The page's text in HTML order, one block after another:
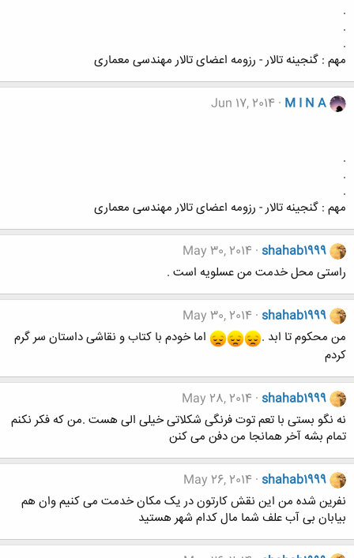
.
.
.
مهم : گنجینه تالار - رزومه اعضای تالار مهندسی معماری
M I N A
Jun 17, 2014
.
.
.
مهم : گنجینه تالار - رزومه اعضای تالار مهندسی معماری
shahab1999
May 30, 2014
راستی محل خدمت من عسلويه است .
shahab1999
May 30, 2014
من محکوم تا ابد .
اما خودم با کتاب و نقاشی داستان سر گرم
کردم
shahab1999
May 28, 2014
نه نگو بستی با تعم توت فرنگی شکلاتی خیلی الی هست .من که فکر نکنم
تمام بشه آخر همانجا من دفن می کنن
shahab1999
May 26, 2014
نفرین شده من این نقش کارتون در یک مکان خدمت می کنیم وان هم
بیابان بی آب علف شما مال کدام شهر هستید